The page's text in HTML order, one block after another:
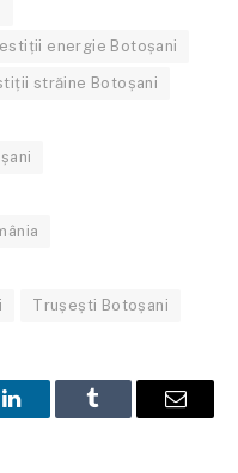
energie Botoșani
străine Botoșani
Trușești Botoșani
LinkedInTumblr Email